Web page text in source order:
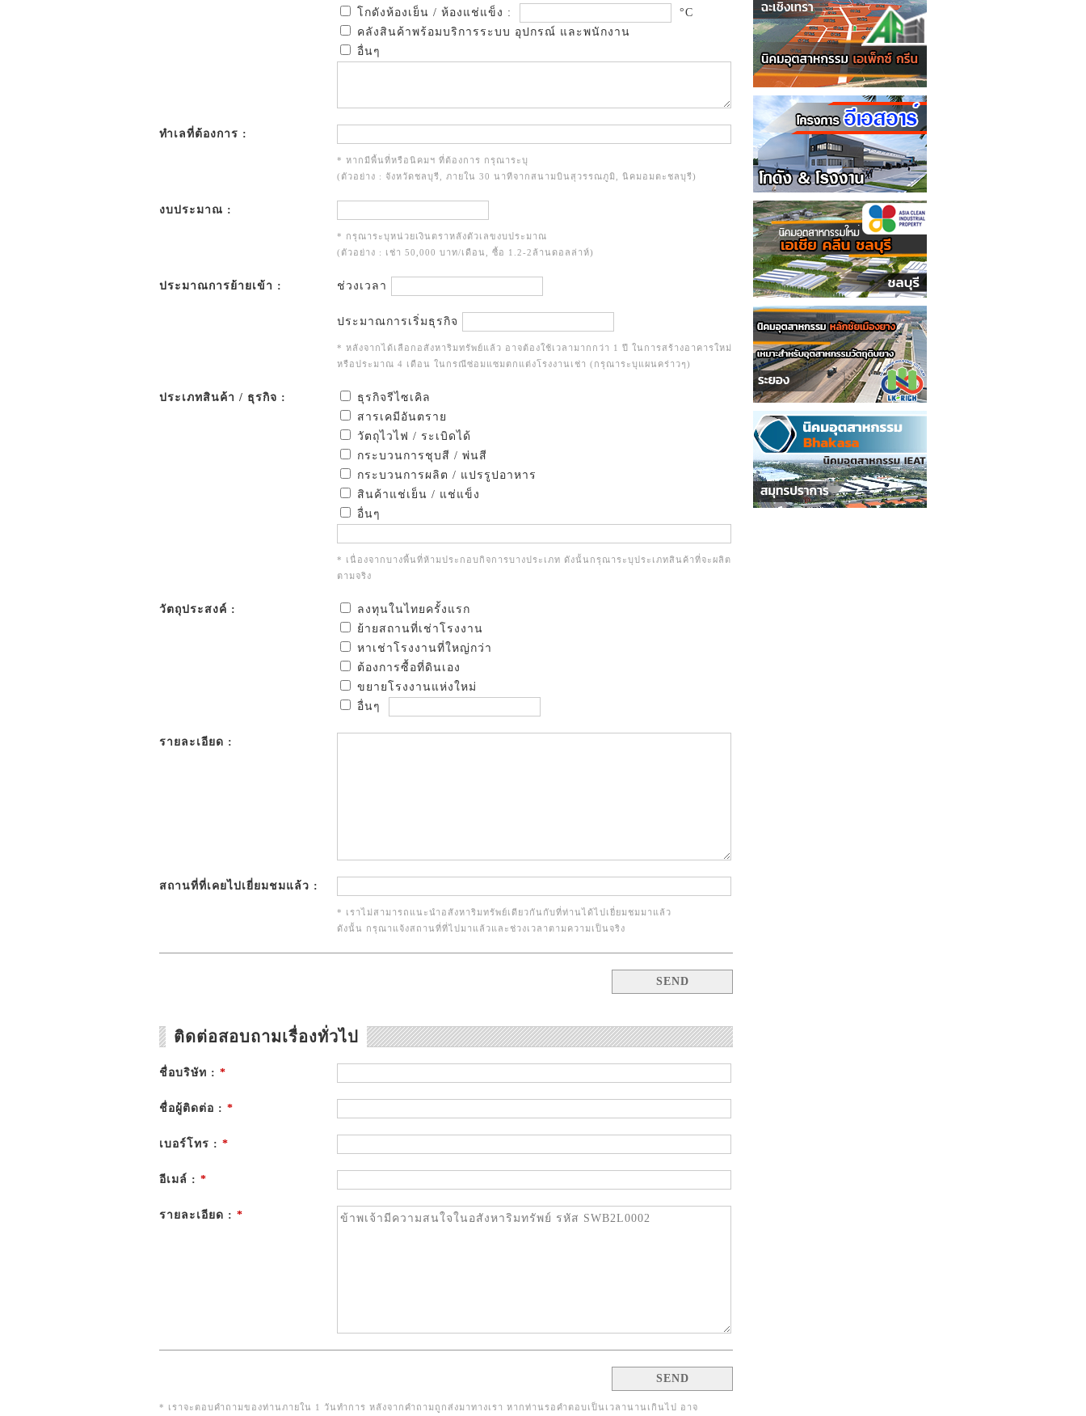
โกดังห้องเย็น / ห้องแช่แข็ง :
°C
คลังสินค้าพร้อมบริการระบบ อุปกรณ์ และพนักงาน
อื่นๆ
ทำเลที่ต้องการ :
* หากมีพื้นที่หรือนิคมฯ ที่ต้องการ กรุณาระบุ
(ตัวอย่าง : จังหวัดชลบุรี, ภายใน 30 นาทีจากสนามบินสุวรรณภูมิ, นิคมอมตะชลบุรี)
งบประมาณ :
* กรุณาระบุหน่วยเงินตราหลังตัวเลขงบประมาณ
(ตัวอย่าง : เช่า 50,000 บาท/เดือน, ซื้อ 1.2-2ล้านดอลล่าห์)
ประมาณการย้ายเข้า : ช่วงเวลา
ประมาณการเริ่มธุรกิจ
* หลังจากได้เลือกอสังหาริมทรัพย์แล้ว อาจต้องใช้เวลามากกว่า 1 ปี ในการสร้างอาคารใหม่
หรือประมาณ 4 เดือน ในกรณีซ่อมแซมตกแต่งโรงงานเช่า (กรุณาระบุแผนคร่าวๆ)
ประเภทสินค้า / ธุรกิจ :
ธุรกิจรีไซเคิล
สารเคมีอันตราย
วัตถุไวไฟ / ระเบิดได้
กระบวนการชุบสี / พ่นสี
กระบวนการผลิต / แปรรูปอาหาร
สินค้าแช่เย็น / แช่แข็ง
อื่นๆ
* เนื่องจากบางพื้นที่ห้ามประกอบกิจการบางประเภท ดังนั้นกรุณาระบุประเภทสินค้าที่จะผลิต
ตามจริง
วัตถุประสงค์ :
ลงทุนในไทยครั้งแรก
ย้ายสถานที่เช่าโรงงาน
หาเช่าโรงงานที่ใหญ่กว่า
ต้องการซื้อที่ดินเอง
ขยายโรงงานแห่งใหม่
อื่นๆ
รายละเอียด :
สถานที่ที่เคยไปเยี่ยมชมแล้ว :
* เราไม่สามารถแนะนำอสังหาริมทรัพย์เดียวกันกับที่ท่านได้ไปเยี่ยมชมมาแล้ว
ดังนั้น กรุณาแจ้งสถานที่ที่ไปมาแล้วและช่วงเวลาตามความเป็นจริง
ติดต่อสอบถามเรื่องทั่วไป
ชื่อบริษัท : *
ชื่อผู้ติดต่อ : *
เบอร์โทร : *
อีเมล์ : *
รายละเอียด : *
* เราจะตอบคำถามของท่านภายใน 1 วันทำการ หลังจากคำถามถูกส่งมาทางเรา หากท่านรอคำตอบเป็นเวลานานเกินไป อาจ